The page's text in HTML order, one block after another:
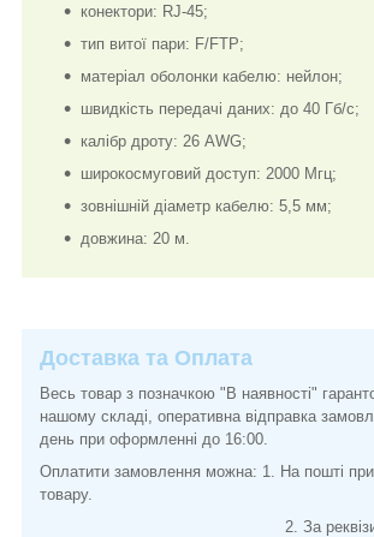
конектори: RJ-45;
тип витої пари: F/FTP;
матеріал оболонки кабелю: нейлон;
швидкість передачі даних: до 40 Гб/с;
калібр дроту: 26 AWG;
широкосмуговий доступ: 2000 Мгц;
зовнішній діаметр кабелю: 5,5 мм;
довжина: 20 м.
Доставка та Оплата
Весь товар з позначкою "В наявності"
нашому складі, оперативна відправка
день при оформленні до 16:00.
Оплатити замовлення можна: 1. На пошті при
товару.
2. За реквізитами